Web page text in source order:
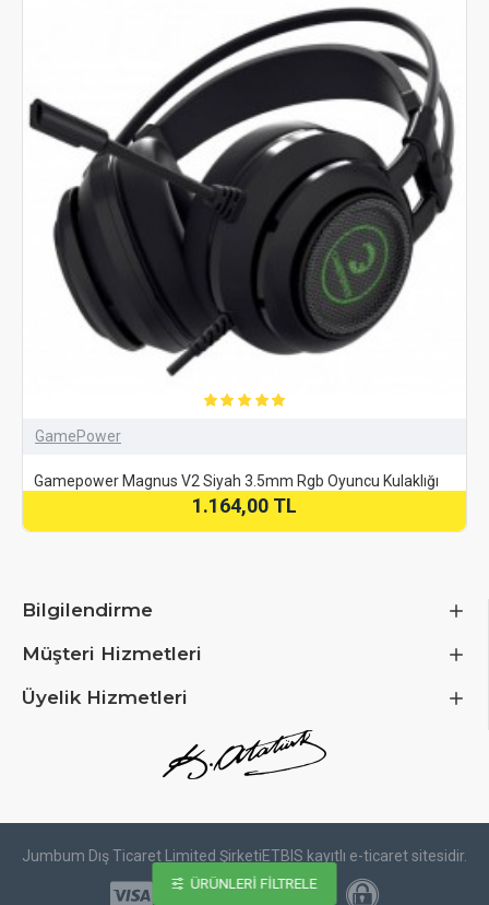
GamePower
Gamepower Magnus V2 Siyah 3.5mm Rgb Oyuncu Kulaklığı
1.164,00 TL
Bilgilendirme
Müşteri Hizmetleri
Üyelik Hizmetleri
Jumbum Dış Ticaret Limited ŞirketiETBIS kayıtlı e-ticaret sitesidir.
ÜRÜNLERI FILTRELE